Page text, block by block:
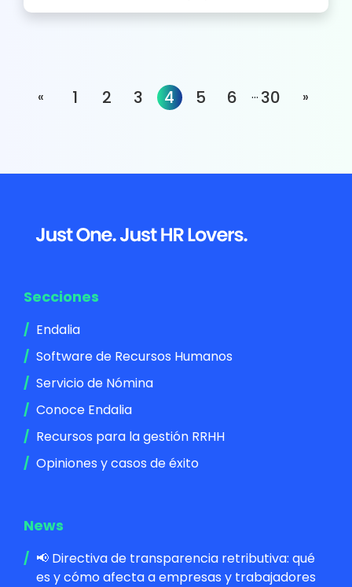
«Go to Page
1 Page
2 Page
3 Page
4 Page
5 Page
6
Interim
… Page
30 Go to
»
Footer
Secciones
Endalia
Software de Recursos Humanos
Servicio de Nómina
Conoce Endalia
Recursos para la gestión RRHH
Opiniones y casos de éxito
News
📢 Directiva de transparencia retributiva: qué
es y cómo afecta a empresas y trabajadores